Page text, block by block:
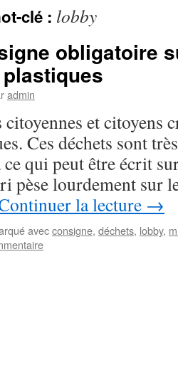
clé : lobby
obligatoire
admin
et citoyens
Ces déchets sont
qui peut être écrit
pèse lourdement sur
la lecture →
avecconsigne, déchets, lobby,